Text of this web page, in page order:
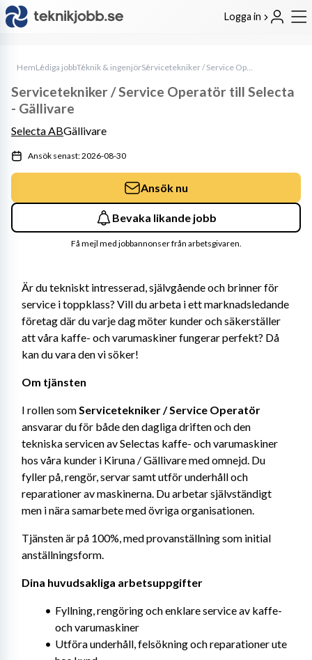
Logga in
HemLediga jobbTeknik & ingenjör Servicetekniker / Service Operatör till Selecta - Gällivare
Är du tekniskt intresserad, självgående och brinner för
service i toppklass? Vill du arbeta i ett marknadsledande
företag där du varje dag möter kunder och säkerställer
att våra kaffe- och varumaskiner fungerar perfekt? Då
kan du vara den vi söker!
Om tjänsten
I rollen som Servicetekniker / Service Operatör
ansvarar du för både den dagliga driften och den
tekniska servicen av Selectas kaffe- och varumaskiner
hos våra kunder i Kiruna / Gällivare med omnejd. Du
fyller på, rengör, servar samt utför underhåll och
reparationer av maskinerna. Du arbetar självständigt
men i nära samarbete med övriga organisationen.
Tjänsten är på 100%, med provanställning som initial
anställningsform.
Dina huvudsakliga arbetsuppgifter
Fyllning, rengöring och enklare service av kaffe-
och varumaskiner
Utföra underhåll, felsökning och reparationer ute
Servicetekniker / Service Operatör till Selecta
- Gällivare
Selecta ABGällivare
Ansök senast: 2026-08-30
Ansök nu
Bevaka likande jobb
Få mejl med jobbannonser från arbetsgivaren.